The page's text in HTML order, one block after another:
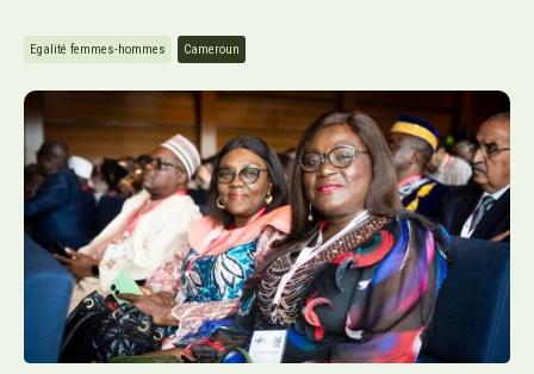
Egalité femmes-hommes Cameroun